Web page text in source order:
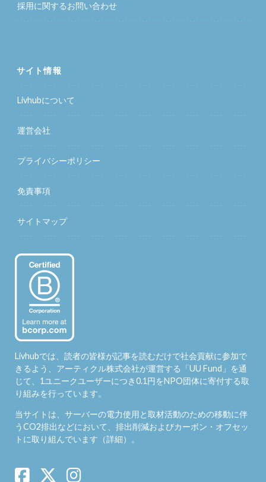
採用に関するお問い合わせ
サイト情報
Livhubについて
運営会社
プライバシーポリシー
免責事項
サイトマップ
Livhubでは、読者の皆様が記事を読むだけで社会貢献に参加で
きるよう、アーティクル株式会社が運営する「UU Fund 」を通
じて、1ユニークユーザーにつき0.1円をNPO団体に寄付する取
り組みを行っています。
当サイトは、サーバーの電力使用と取材活動のための移動に伴
うCO2排出などにおいて、排出削減およびカーボン・オフセッ
トに取り組んでいます（詳細）。